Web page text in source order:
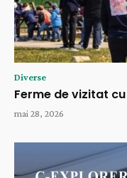
Diverse
Ferme de vizitat
mai 28, 2026